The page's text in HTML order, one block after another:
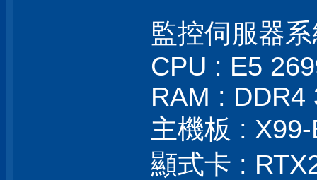
監控伺服器
CPU : E5
RAM : DDR4
主機板 : X99-
顯式卡 :